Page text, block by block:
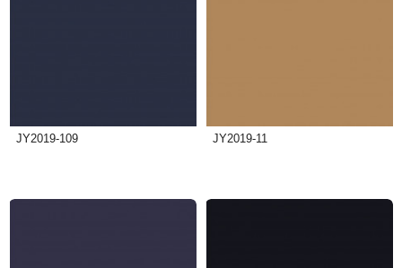
JY2019-109 JY2019-11